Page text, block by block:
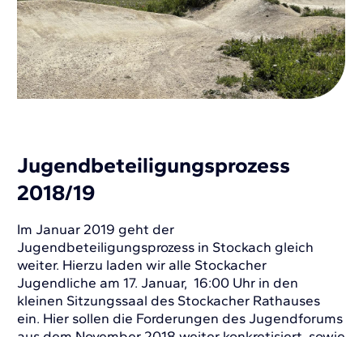
Jugendbeteiligungsprozess
2018/19
Im Januar 2019 geht der
Jugendbeteiligungsprozess in Stockach gleich
weiter. Hierzu laden wir alle Stockacher
Jugendliche am 17. Januar, 16:00 Uhr in den
kleinen Sitzungssaal des Stockacher Rathauses
ein. Hier sollen die Forderungen des Jugendforums